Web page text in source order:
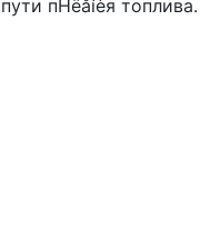
пHëåíèя топлива.